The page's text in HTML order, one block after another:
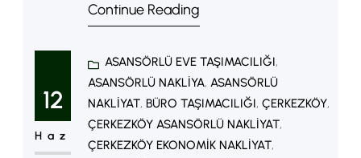
paketleme, uzman ekip ve uygun
taşınmanın keyfini çıkarın. İstanbul
Evden Eve Nakliyat | Güvenli,
Sigortalı ve Profesyonel Taşımacılık
Hizmetleri İstanbul Evden Eve
Continue Reading
12
Haz
ASANSÖRLÜ EVE TAŞIMACILIĞI
ASANSÖRLÜ NAKLIYA, ASANSÖRLÜ
NAKLIYAT, BÜRO TAŞIMACILIĞI, ÇERKEZKÖY
ÇERKEZKÖY ASANSÖRLÜ NAKLIYAT
ÇERKEZKÖY EKONOMIK NAKLIYAT